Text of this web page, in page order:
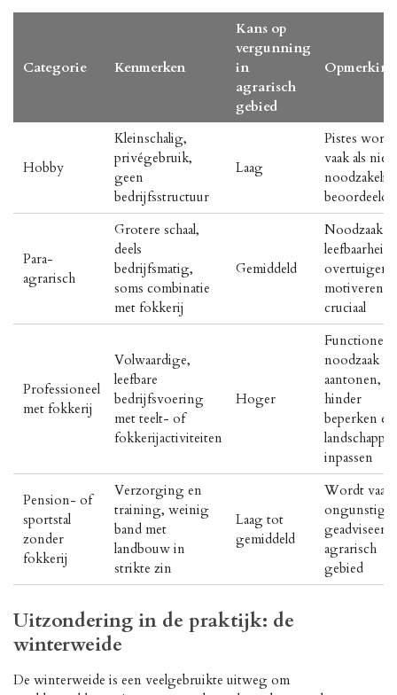
Categorie Kenmerken
Kans op
vergunning
in
agrarisch
gebied
Hobby
Kleinschalig,
privégebruik,
geen
bedrijfsstructuur
Laag
Pistes
vaak als niet-
noodzakelijk
beoordeeld
Para-
agrarisch
Grotere schaal,
deels
bedrijfsmatig,
soms combinatie
met fokkerij
Gemiddeld
Noodzaak
leefbaarheid
overtuigend
motiveren is
cruciaal
Professioneel
met fokkerij
Volwaardige,
leefbare
bedrijfsvoering
met teelt- of
fokkerijactiviteiten
Hoger
Functionele
noodzaak
aantonen,
hinder
beperken en
inpassen
Pension- of
sportstal
zonder
fokkerij
Verzorging en
training, weinig
band met
landbouw in
strikte zin
Laag tot
gemiddeld
Wordt vaak
ongunstig
geadviseerd
agrarisch
gebied
Uitzondering in de praktijk: de
winterweide
De winterweide is een veelgebruikte uitweg om